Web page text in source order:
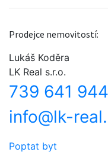
Prodejce nemovitostí:
Lukáš Koděra
LK Real s.r.o.
739 641 944
info@lk-
Poptat byt